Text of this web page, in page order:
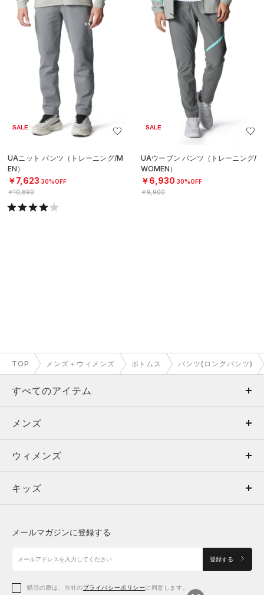
SALE
UAニット パンツ（トレーニング/M
EN）
￥7,623 30%OFF
￥10,890
SALE
UAウーブン パンツ（トレーニング/
WOMEN）
￥6,930 30%OFF
￥9,900
TOP メンズ＋ウィメンズ ボトムス パンツ(ロングパンツ)
すべてのアイテム
メンズ
ウィメンズ
キッズ
アクセサリー
メンズ
トップス
ボトムス
アクセサリー
ウィメンズ
トップス
シューズ
アクセサリー
キッズ
シューズ
メールマガジンに登録する
登録する
購読の際は、当社のプライバシーポリシーに同意します。